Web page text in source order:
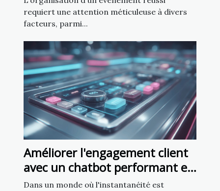
requiert une attention méticuleuse à divers
facteurs, parmi...
Améliorer l'engagement client
avec un chatbot performant en
5 minutes
Dans un monde où l'instantanéité est